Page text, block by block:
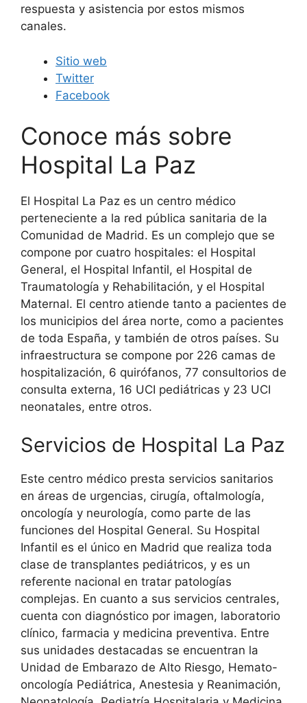
respuesta y asistencia por estos mismos
canales.
Sitio web
Twitter
Facebook
Conoce más sobre
Hospital La Paz
El Hospital La Paz es un centro médico
perteneciente a la red pública sanitaria de la
Comunidad de Madrid. Es un complejo que se
compone por cuatro hospitales: el Hospital
General, el Hospital Infantil, el Hospital de
Traumatología y Rehabilitación, y el Hospital
Maternal. El centro atiende tanto a pacientes de
los municipios del área norte, como a pacientes
de toda España, y también de otros países. Su
infraestructura se compone por 226 camas de
hospitalización, 6 quirófanos, 77 consultorios de
consulta externa, 16 UCI pediátricas y 23 UCI
neonatales, entre otros.
Servicios de Hospital La Paz
Este centro médico presta servicios sanitarios
en áreas de urgencias, cirugía, oftalmología,
oncología y neurología, como parte de las
funciones del Hospital General. Su Hospital
Infantil es el único en Madrid que realiza toda
clase de transplantes pediátricos, y es un
referente nacional en tratar patologías
complejas. En cuanto a sus servicios centrales,
cuenta con diagnóstico por imagen, laboratorio
clínico, farmacia y medicina preventiva. Entre
sus unidades destacadas se encuentran la
Unidad de Embarazo de Alto Riesgo, Hemato-
oncología Pediátrica, Anestesia y Reanimación,